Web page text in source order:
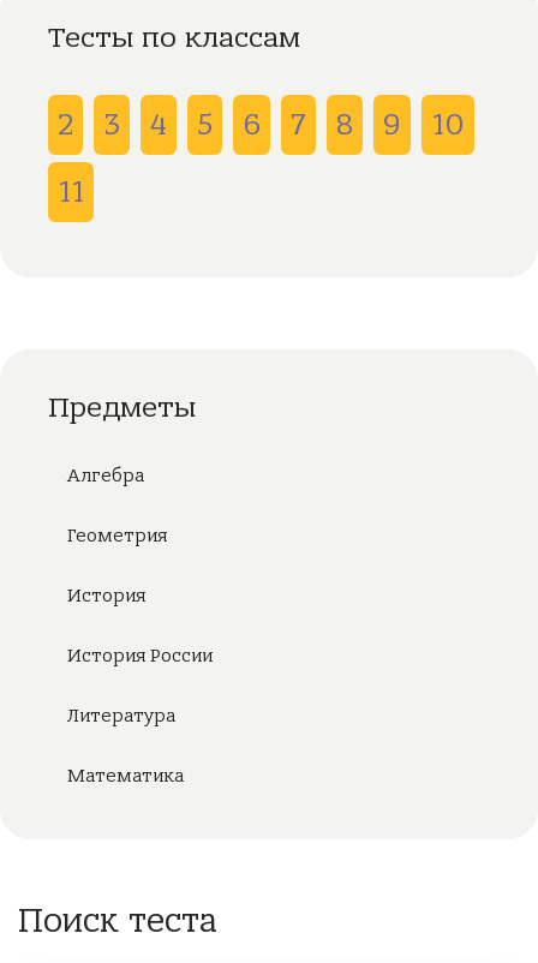
Тесты по классам
2 3 4 5 6 7 8 9
10
11
Предметы
Алгебра
Геометрия
История
История России
Литература
Математика
Поиск теста